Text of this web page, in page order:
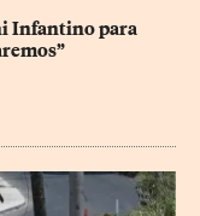
Infantino para